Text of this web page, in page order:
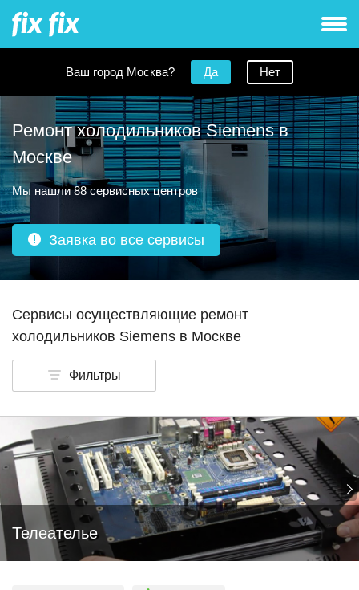
Ваш город Москва? Да Нет
Ремонт холодильников Siemens в
Москве
Мы нашли 88 сервисных центров
Заявка во все сервисы
Сервисы осуществляющие ремонт
холодильников Siemens в Москве
Фильтры
Телеателье